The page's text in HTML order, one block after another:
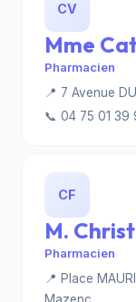
CV
Mme
Pharmacien
📍 7 Avenue
📞 04 75 01 39
CF
M.
Pharmacien
📍 Place